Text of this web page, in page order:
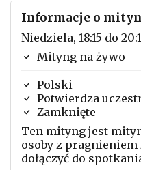
Informacje o
Niedziela, 18:15 do
Mityng na żywo
Polski
Potwierdza
Zamknięte
Ten mityng jest
osoby z
dołączyć do